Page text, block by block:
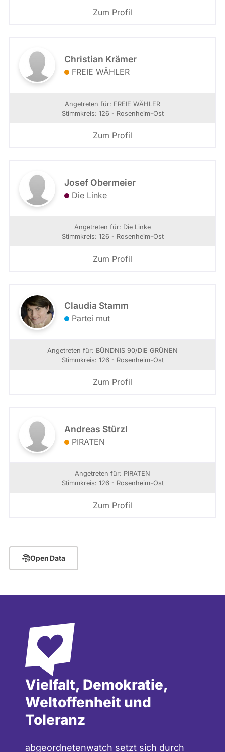
Zum Profil
Christian Krämer
FREIE WÄHLER
Angetreten für: FREIE WÄHLER
Stimmkreis: 126 - Rosenheim-Ost
Zum Profil
Josef Obermeier
Die Linke
Angetreten für: Die Linke
Stimmkreis: 126 - Rosenheim-Ost
Zum Profil
Claudia Stamm
Partei mut
Angetreten für: BÜNDNIS 90/­DIE GRÜNEN
Stimmkreis: 126 - Rosenheim-Ost
Zum Profil
Andreas Stürzl
PIRATEN
Angetreten für: PIRATEN
Stimmkreis: 126 - Rosenheim-Ost
Zum Profil
Open Data
Vielfalt, Demokratie,
Weltoffenheit und
Toleranz
abgeordnetenwatch setzt sich durch